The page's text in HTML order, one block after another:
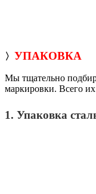
〉 УПАКОВКА
Мы тщательно
маркировки. Всего
1. Упаковка